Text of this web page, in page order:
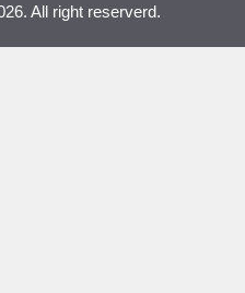
All right reserverd.